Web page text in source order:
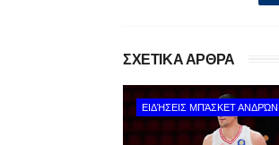
ΣΧΕΤΙΚΑ ΑΡΘΡΑ
ΕΙΔΉΣΕΙΣ ΜΠΆΣΚΕΤ ΑΝΔΡΏΝ